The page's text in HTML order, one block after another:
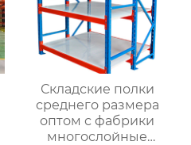
Складские полки
среднего размера
оптом с фабрики
многослойные